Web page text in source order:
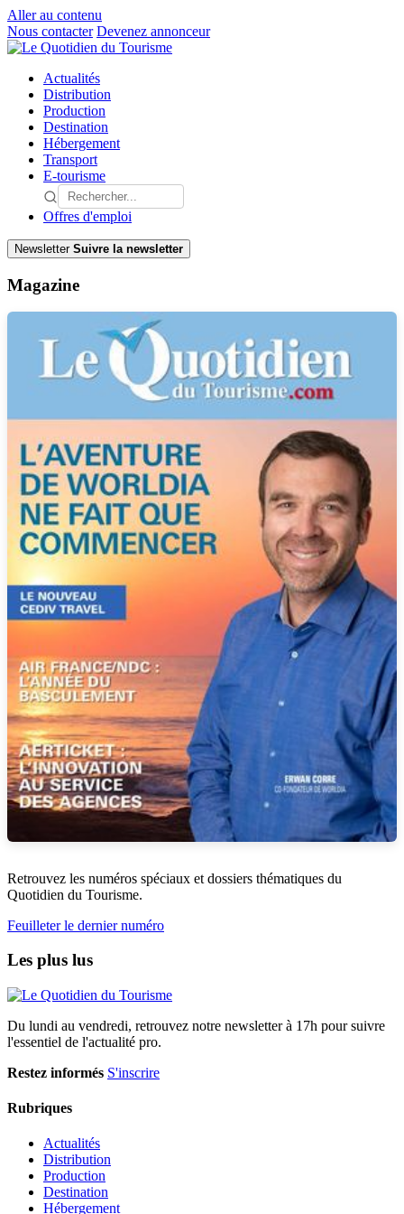
Aller au contenu
Nous contacter Devenez annonceur
Actualités
Distribution
Production
Destination
Hébergement
Transport
E-tourisme
Offres d'emploi
Newsletter Suivre la newsletter
Magazine
Retrouvez les numéros spéciaux et dossiers thématiques du
Quotidien du Tourisme.
Feuilleter le dernier numéro
Les plus lus
Du lundi au vendredi, retrouvez notre newsletter à 17h pour suivre
l'essentiel de l'actualité pro.
Restez informés S'inscrire
Rubriques
Actualités
Distribution
Production
Destination
Hébergement